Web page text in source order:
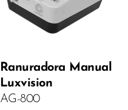
Ranuradora Manual
Luxvision
AG-800